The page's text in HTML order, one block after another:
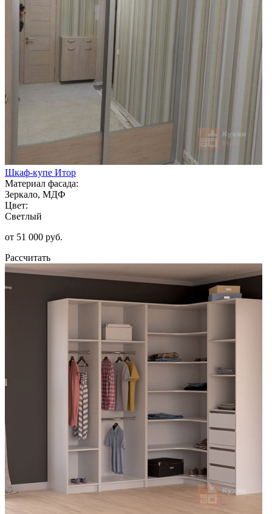
Шкаф-купе Итор
Материал фасада:
Зеркало, МДФ
Цвет:
Светлый
от 51 000 руб.
Рассчитать